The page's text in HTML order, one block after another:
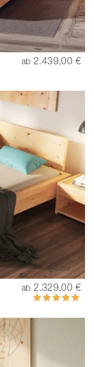
ab 2.439,00 €
ab 2.329,00 €
Bewertung:
100%